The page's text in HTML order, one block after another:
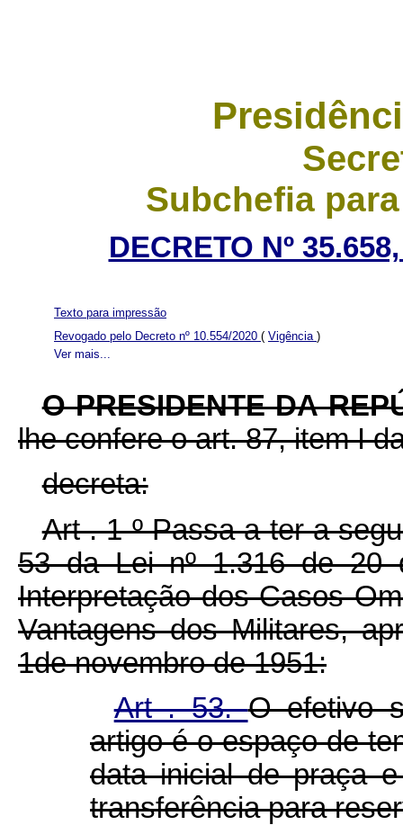
Subchefia
DECRETO Nº
Ver mais...
Texto para impressão
Revogado pelo Decreto nº 10.554/2020 ( Vigência )
O PRESIDENTE DA
lhe confere o art. 87, item I
decreta:
Art . 1 º Passa a ter a
53 da Lei nº 1.316 de 20
Interpretação dos Casos
Vantagens dos Militares,
1de novembro de 1951:
Art . 53.O efetivo
artigo é o espaço de
data inicial de praça
transferência para